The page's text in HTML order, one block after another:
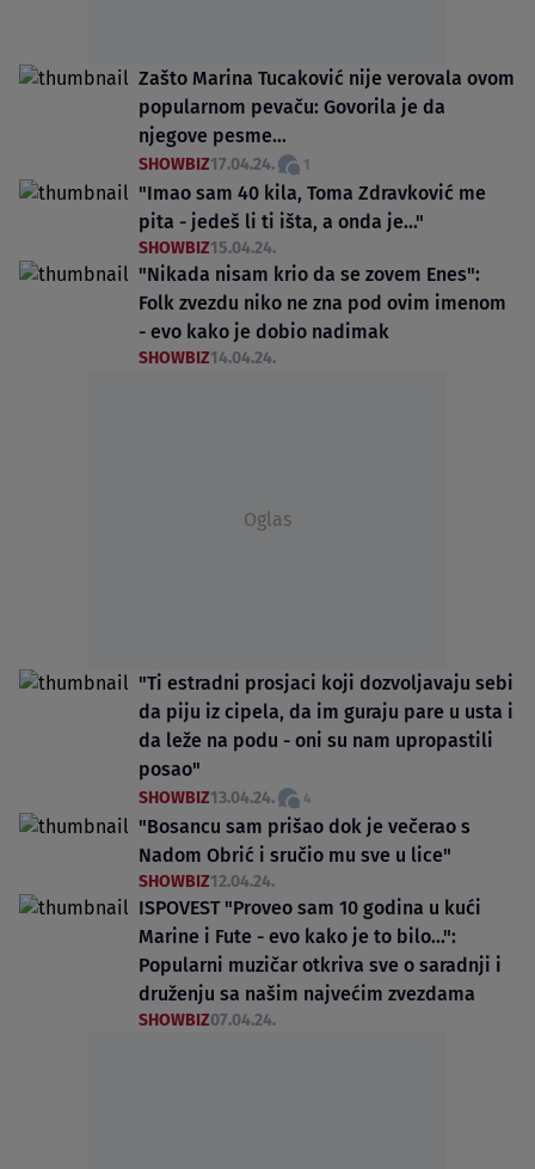
Zašto Marina Tucaković nije verovala ovom
popularnom pevaču: Govorila je da
njegove pesme...
SHOWBIZ17.04.24. 1
"Imao sam 40 kila, Toma Zdravković me
pita - jedeš li ti išta, a onda je..."
SHOWBIZ15.04.24.
"Nikada nisam krio da se zovem Enes":
Folk zvezdu niko ne zna pod ovim imenom
- evo kako je dobio nadimak
SHOWBIZ14.04.24.
Oglas
"Ti estradni prosjaci koji dozvoljavaju sebi
da piju iz cipela, da im guraju pare u usta i
da leže na podu - oni su nam upropastili
posao"
SHOWBIZ13.04.24. 4
"Bosancu sam prišao dok je večerao s
Nadom Obrić i sručio mu sve u lice"
SHOWBIZ12.04.24.
ISPOVEST "Proveo sam 10 godina u kući
Marine i Fute - evo kako je to bilo...":
Popularni muzičar otkriva sve o saradnji i
druženju sa našim najvećim zvezdama
SHOWBIZ07.04.24.